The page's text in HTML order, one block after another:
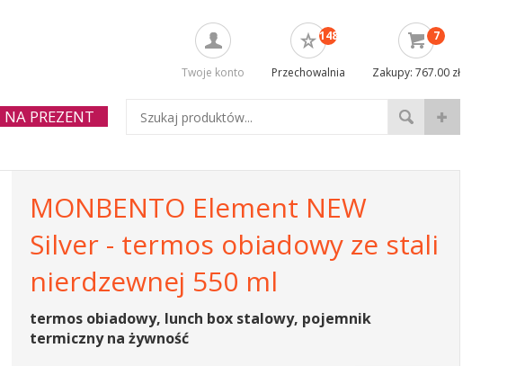
Twoje konto
148
Przechowalnia
7
Zakupy: 767.00 zł
NA PREZENT
MONBENTO Element NEW
Silver - termos obiadowy ze stali
nierdzewnej 550 ml
termos obiadowy, lunch box stalowy, pojemnik
termiczny na żywność